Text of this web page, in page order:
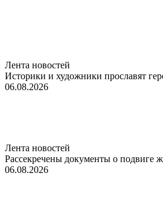
Лента новостей
Историки и художники прославят
06.08.2026
Лента новостей
Рассекречены документы о подвиге
06.08.2026